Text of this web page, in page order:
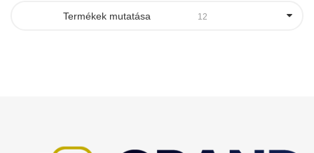
Termékek mutatása 12